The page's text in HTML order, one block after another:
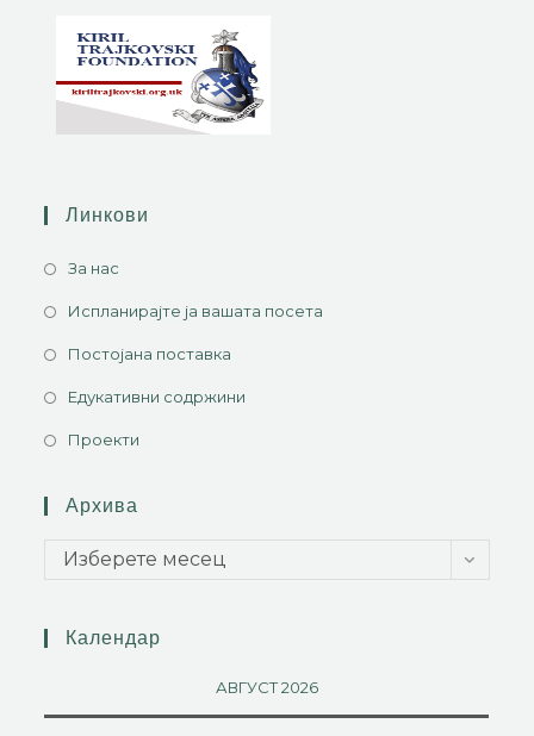
Линкови
За нас
Испланирајте ја вашата посета
Постојана поставка
Едукативни содржини
Проекти
Архива
Изберете месец
Календар
АВГУСТ 2026